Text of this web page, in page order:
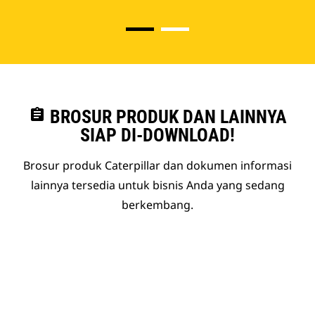
assignment BROSUR PRODUK DAN LAINNYA
SIAP DI-DOWNLOAD!
Brosur produk Caterpillar dan dokumen informasi
lainnya tersedia untuk bisnis Anda yang sedang
berkembang.